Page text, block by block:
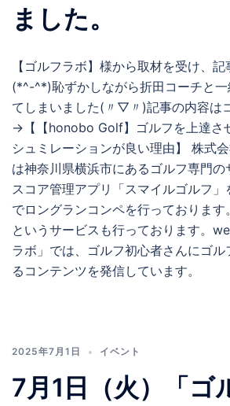
ました。
【ゴルフラボ】様から取材を受け、
(*^-^*)恥ずかしながら折田コーチと
てしまいました(〃▽〃)記事の内容は
→【【honobo Golf】ゴルフを上達さ
シュミレーションが良い理由】 株式
は神奈川県横浜市にあるゴルフ専門の
スコア管理アプリ「スマイルゴルフ
でロングランコンペを行っております
というサービスも行っております。
ラボ」では、ゴルフ初心者さんにゴル
るコンテンツを発信しています。
2025年7月1日 イベント
7月1日（火）「ゴ